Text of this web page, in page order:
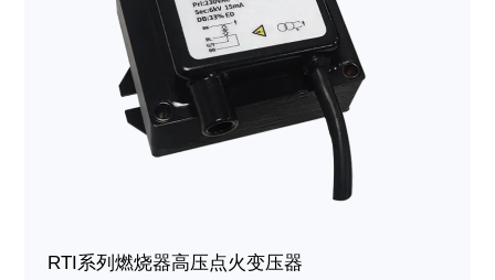
RTI系列燃烧器高压点火变压器